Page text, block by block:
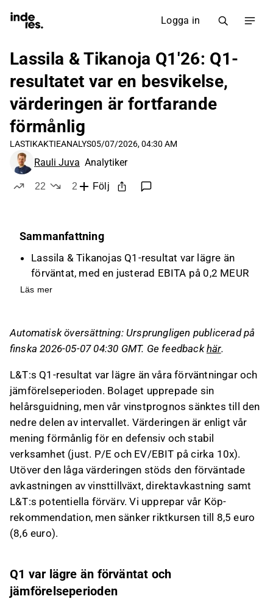
Logga in
Lassila & Tikanoja Q1'26: Q1-
resultatet var en besvikelse,
värderingen är fortfarande
förmånlig
LASTIKAKTIEANALYS05/07/2026, 04:30 AM
Rauli Juva Analytiker
22
2
Följ
Sammanfattning
Lassila & Tikanojas Q1-resultat var lägre än
förväntat, med en justerad EBITA på 0,2 MEUR
jämfört med förväntade 1,3 MEUR, vilket
Företaget upprepade sin helårsguidning, men
vinstprognosen sänktes till den nedre delen av
höjdes något.
Det nya företagets mål inkluderar en årlig
omsättningstillväxt på 6 % och en justerad
EBITA-marginal på 11 %, men tillväxten
förväntas vara blygsam utan större
investeringar eller förvärv.
Aktien anses förmånligt värderad med en
stabil direktavkastning och potential för
stigande multiplar, vilket gör den attraktiv för
både riskkapitalbolag och industriella aktörer.
Läs mer
Automatisk översättning: Ursprungligen publicerad på
finska 2026-05-07 04:30 GMT. Ge feedbackhär.
L&T:s Q1-resultat var lägre än våra förväntningar och
jämförelseperioden. Bolaget upprepade sin
helårsguidning, men vår vinstprognos sänktes till den
nedre delen av intervallet. Värderingen är enligt vår
mening förmånlig för en defensiv och stabil
verksamhet (just. P/E och EV/EBIT på cirka 10x).
Utöver den låga värderingen stöds den förväntade
avkastningen av vinsttillväxt, direktavkastning samt
L&T:s potentiella förvärv. Vi upprepar vår Köp-
rekommendation, men sänker riktkursen till 8,5 euro
(8,6 euro).
Q1 var lägre än förväntat och
jämförelseperioden